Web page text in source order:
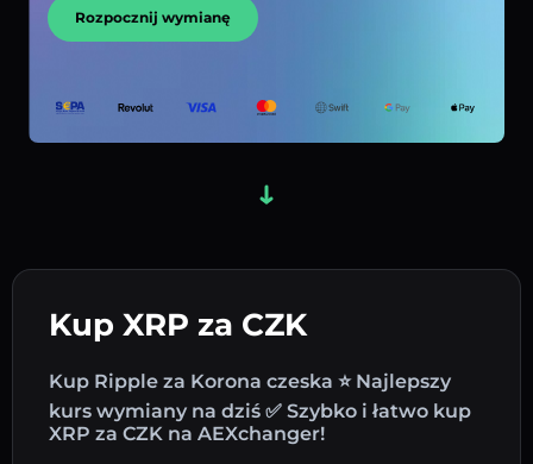
Kup XRP za CZK
Kup Ripple za Korona czeska ⭐ Najlepszy
kurs wymiany na dziś ✅ Szybko i łatwo kup
XRP za CZK na AEXchanger!
Rozpocznij wymianę